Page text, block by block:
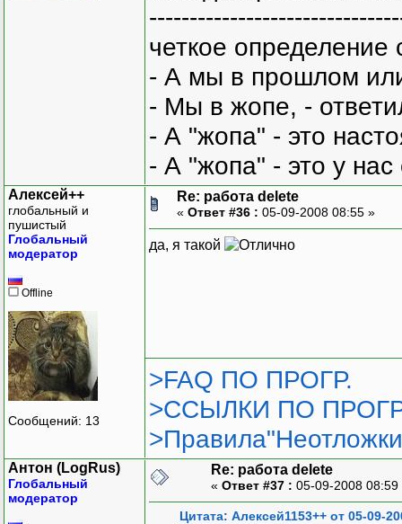
четкое
- А мы в прошлом
- Мы в жопе, -
- А "жопа" - это
- А "жопа" - это у
Алексей++
глобальный и
пушистый
Глобальный
модератор
Offline
Сообщений: 13
Re: работа delete
« Ответ #36 : 05-09-2008 08:55 »
да, я такой
>FAQ ПО ПРОГР.
>ССЫЛКИ ПО
Антон (LogRus)
Глобальный
модератор
Re: работа delete
« Ответ #37 : 05-09-2008
Цитата: Алексей1153++ от 05-09-